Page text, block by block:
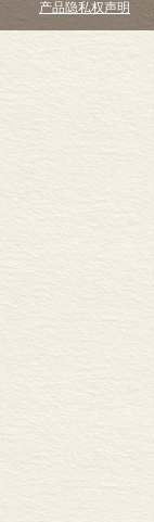
产品隐私权声明